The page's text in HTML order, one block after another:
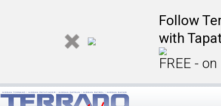
Follow
with
FREE -